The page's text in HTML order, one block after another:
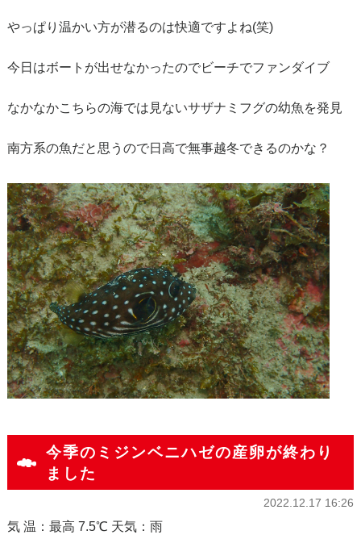
やっぱり温かい方が潜るのは快適ですよね(笑)
今日はボートが出せなかったのでビーチでファンダイブ
なかなかこちらの海では見ないサザナミフグの幼魚を発見
南方系の魚だと思うので日高で無事越冬できるのかな？
今季のミジンベニハゼの産卵が終わり
ました
2022.12.17 16:26
気 温：最高 7.5℃ 天気：雨